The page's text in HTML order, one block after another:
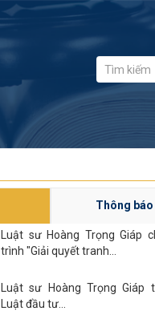
Thông báo
Luật sư Hoàng Trọng Giáp
trình "Giải quyết tranh...
Luật sư Hoàng Trọng Giáp
Luật đầu tư...